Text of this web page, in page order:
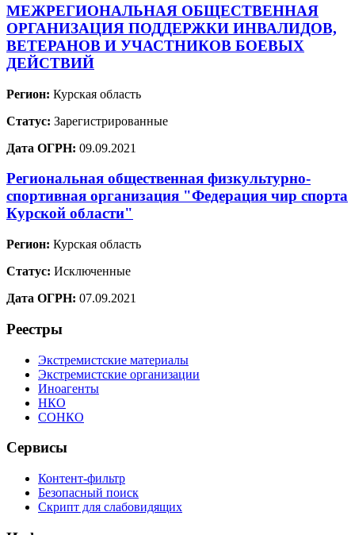
МЕЖРЕГИОНАЛЬНАЯ ОБЩЕСТВЕННАЯ
ОРГАНИЗАЦИЯ ПОДДЕРЖКИ ИНВАЛИДОВ,
ВЕТЕРАНОВ И УЧАСТНИКОВ БОЕВЫХ
ДЕЙСТВИЙ
Регион: Курская область
Статус: Зарегистрированные
Дата ОГРН: 09.09.2021
Региональная общественная физкультурно-
спортивная организация "Федерация чир спорта
Курской области"
Регион: Курская область
Статус: Исключенные
Дата ОГРН: 07.09.2021
Реестры
Экстремистские материалы
Экстремистские организации
Иноагенты
НКО
СОНКО
Сервисы
Контент-фильтр
Безопасный поиск
Скрипт для слабовидящих